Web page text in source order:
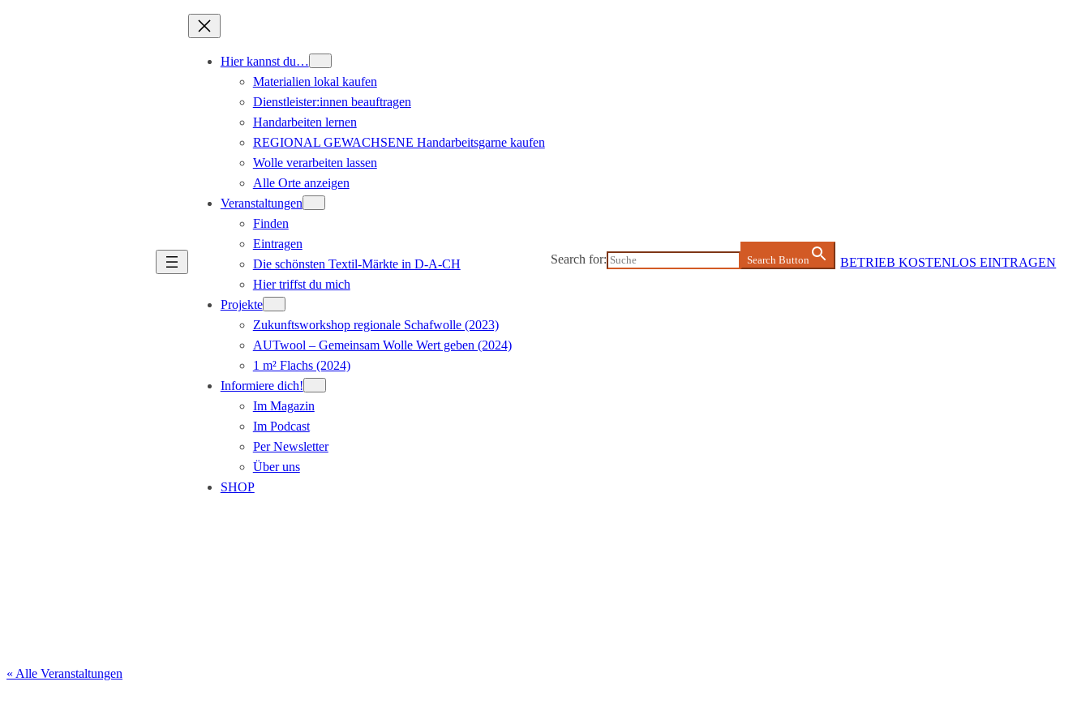
Hier kannst du…
Materialien lokal kaufen
Dienstleister:innen beauftragen
Handarbeiten lernen
REGIONAL GEWACHSENE Handarbeitsgarne kaufen
Wolle verarbeiten lassen
Alle Orte anzeigen
Veranstaltungen
Finden
Eintragen
Die schönsten Textil-Märkte in D-A-CH
Hier triffst du mich
Projekte
Zukunftsworkshop regionale Schafwolle (2023)
AUTwool – Gemeinsam Wolle Wert geben (2024)
1 m² Flachs (2024)
Informiere dich!
Im Magazin
Im Podcast
Per Newsletter
Über uns
SHOP
Search for: Search Button BETRIEB KOSTENLOS EINTRAGEN
« Alle Veranstaltungen